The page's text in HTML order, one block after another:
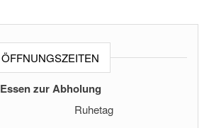
ÖFFNUNGSZEITEN
Essen zur Abholung
Ruhetag